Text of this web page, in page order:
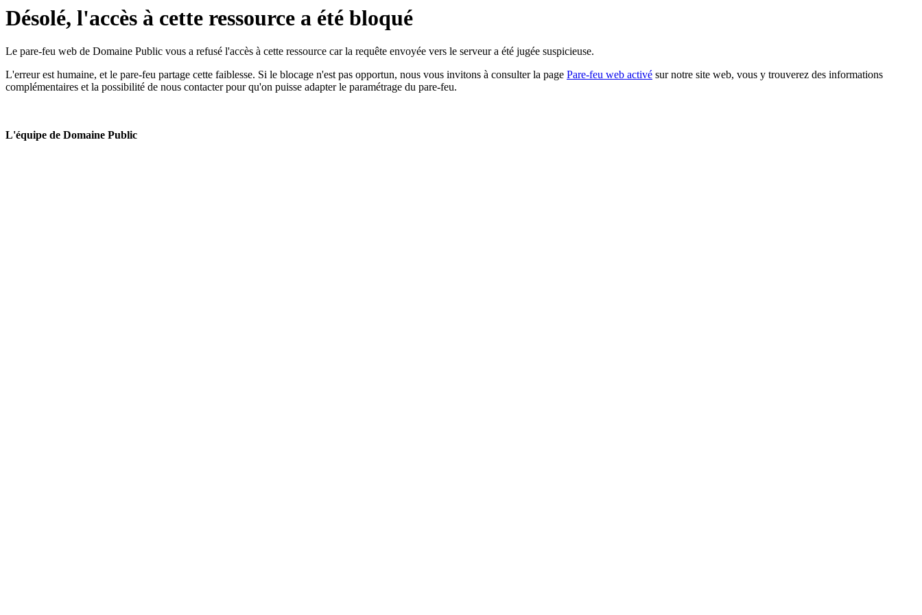
Désolé, l'accès à cette ressource a été bloqué
Le pare-feu web de Domaine Public vous a refusé l'accès à cette ressource car la requête envoyée vers le serveur a été jugée suspicieuse.
L'erreur est humaine, et le pare-feu partage cette faiblesse. Si le blocage n'est pas opportun, nous vous invitons à consulter la page Pare-feu web activé sur notre site web, vous y trouverez des informations
complémentaires et la possibilité de nous contacter pour qu'on puisse adapter le paramétrage du pare-feu.
L'équipe de Domaine Public